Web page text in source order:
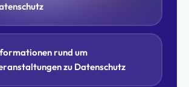
rund um
zu Datenschutz